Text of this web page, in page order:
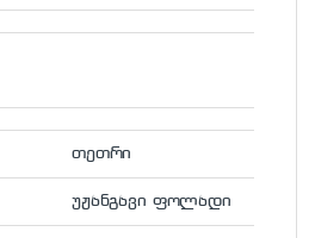
თეთრი
უჟანგავი ფოლადი